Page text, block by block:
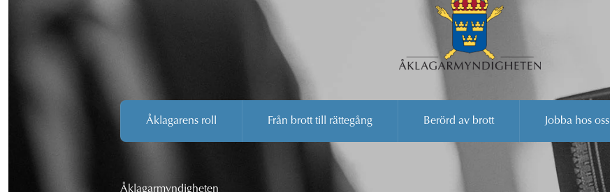
Åklagarens roll Från brott till rättegång Berörd av brott Jobba hos oss
Åklagarmyndigheten